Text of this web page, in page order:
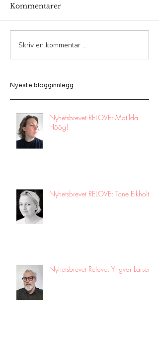
Kommentarer
Skriv en kommentar …
Nyeste blogginnlegg
Nyhetsbrevet RELOVE: Matilda
Höög!
Nyhetsbrevet RELOVE: Tone Eikholt!
Nyhetsbrevet Relove: Yngvar Larsen!